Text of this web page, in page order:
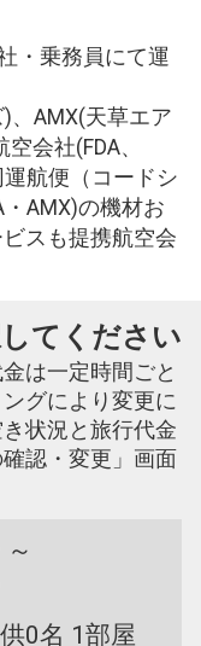
・乗務員にて運
、AMX(天草エア
会社(FDA、
航便（コードシ
AMX)の機材お
スも提携航空会
てください
は一定時間ごと
グにより変更に
状況と旅行代金
認・変更」画面
0名 1部屋